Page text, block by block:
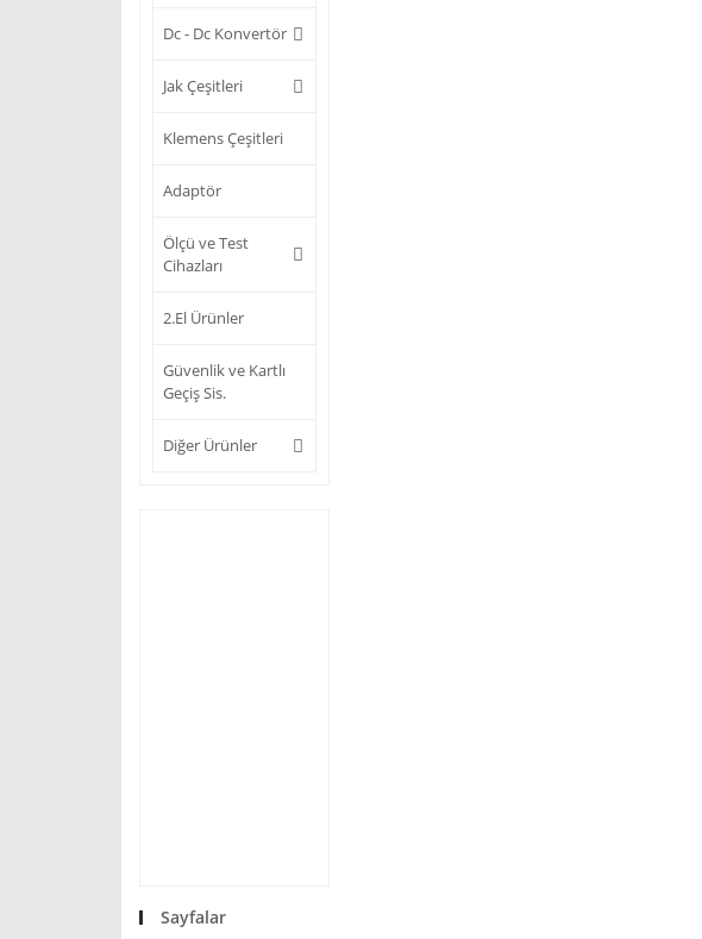
Dc - Dc Konvertör
Jak Çeşitleri
Klemens Çeşitleri
Adaptör
Ölçü ve Test
Cihazları
2.El Ürünler
Güvenlik ve Kartlı
Geçiş Sis.
Diğer Ürünler
Sayfalar